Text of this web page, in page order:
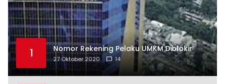
1 Nomor Rekening Pelaku UMKM Diblokir
27 Oktober 2020 14